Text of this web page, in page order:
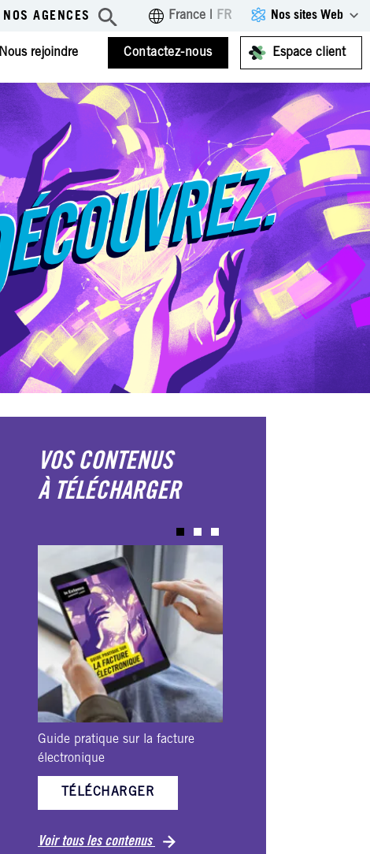
NOS AGENCES France FR Nos sites Web
Nous rejoindre Contactez-nous Espace client
VOS CONTENUS
À TÉLÉCHARGER
Guide pratique sur la facture
électronique
TÉLÉCHARGER
Voir tous les contenus